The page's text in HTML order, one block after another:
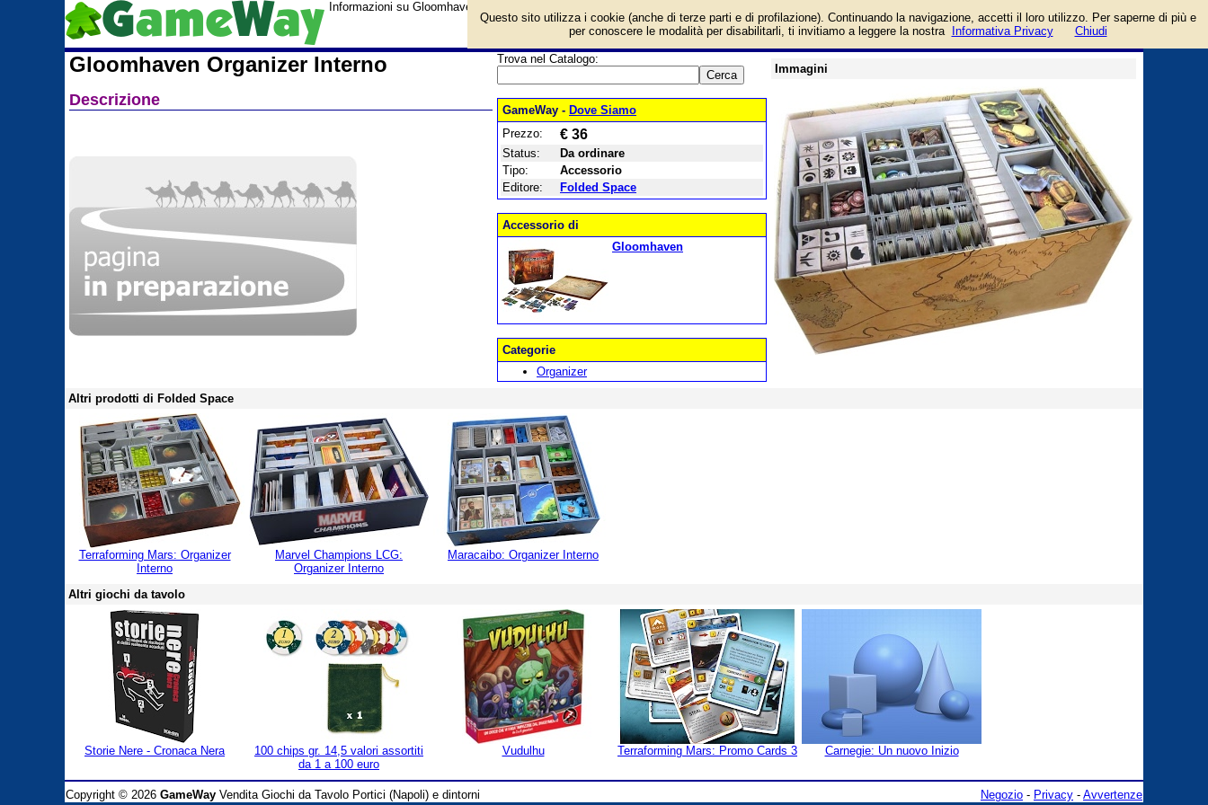
guida
Informazioni su Gloomhaven Organizer Interno e prezzo di vendita. Prodotto da Folded Space
Gloomhaven Organizer Interno
Descrizione
Trova nel Catalogo:
GameWay - Dove Siamo
Prezzo:
€ 36
Status:
Da ordinare
Tipo:
Accessorio
Editore:
Folded Space
Accessorio di
Gloomhaven
Categorie
Organizer
Immagini
Altri prodotti di Folded Space
Terraforming Mars: Organizer
Interno
Marvel Champions LCG:
Organizer Interno
Maracaibo: Organizer Interno
Altri giochi da tavolo
Storie Nere - Cronaca Nera
100 chips gr. 14,5 valori assortiti
da 1 a 100 euro
Vudulhu Terraforming Mars: Promo Cards 3 Carnegie: Un nuovo Inizio
Copyright © 2026 GameWay Vendita Giochi da Tavolo Portici (Napoli) e dintorni Negozio - Privacy - Avvertenze
Questo sito utilizza i cookie (anche di terze parti e di profilazione). Continuando la navigazione, accetti il loro utilizzo. Per saperne di più e
per conoscere le modalità per disabilitarli, ti invitiamo a leggere la nostra
Informativa Privacy Chiudi